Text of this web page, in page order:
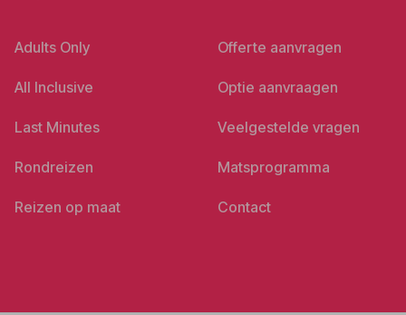
Adults Only
All Inclusive
Last Minutes
Rondreizen
Reizen op maat
Offerte aanvragen
Optie aanvraagen
Veelgestelde vragen
Matsprogramma
Contact